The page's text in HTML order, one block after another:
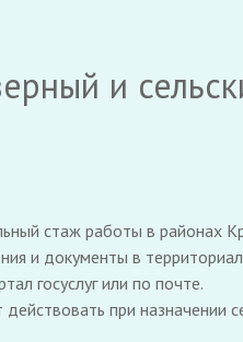
и
стаж работы в районах
и документы в
госуслуг или по почте.
при назначении